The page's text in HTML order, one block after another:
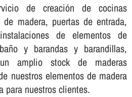
de creación de cocinas
de madera, puertas de entrada,
de elementos de
y barandas y barandillas,
amplio stock de maderas
nuestros elementos de madera
para nuestros clientes.